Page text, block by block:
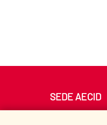
SEDE AECID